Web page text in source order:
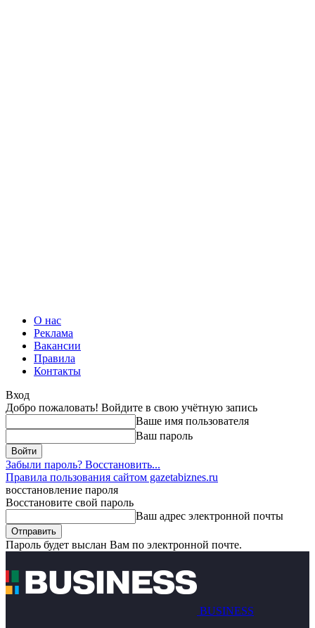
О нас
Реклама
Вакансии
Правила
Контакты
Вход
Добро пожаловать! Войдите в свою учётную запись
Ваше имя пользователя
Ваш пароль
Забыли пароль? Восстановить...
Правила пользования сайтом gazetabiznes.ru
восстановление пароля
Восстановите свой пароль
Ваш адрес электронной почты
Пароль будет выслан Вам по электронной почте.
BUSINESS